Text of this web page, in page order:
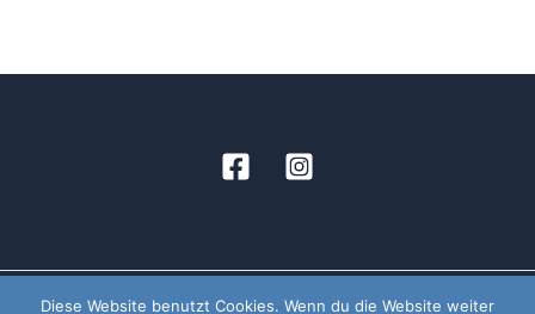
Diese Website benutzt Cookies. Wenn du die Website weiter